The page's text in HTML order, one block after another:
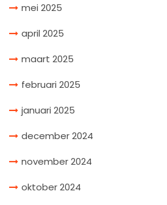
mei 2025
april 2025
maart 2025
februari 2025
januari 2025
december 2024
november 2024
oktober 2024